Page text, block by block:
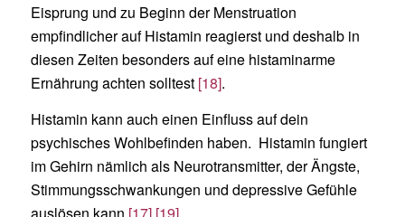
Eisprung und zu Beginn der Menstruation
empfindlicher auf Histamin reagierst und deshalb in
diesen Zeiten besonders auf eine histaminarme
Ernährung achten solltest [18].
Histamin kann auch einen Einfluss auf dein
psychisches Wohlbefinden haben. Histamin fungiert
im Gehirn nämlich als Neurotransmitter, der Ängste,
Stimmungsschwankungen und depressive Gefühle
auslösen kann [17], [19].